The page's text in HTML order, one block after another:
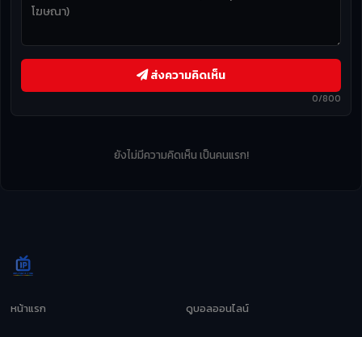
0/800
ส่งความคิดเห็น
ยังไม่มีความคิดเห็น เป็นคนแรก!
หน้าแรก ดูบอลออนไลน์